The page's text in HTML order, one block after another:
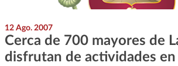
12 Ago. 2007
Cerca de 700 mayores de
disfrutan de actividades en